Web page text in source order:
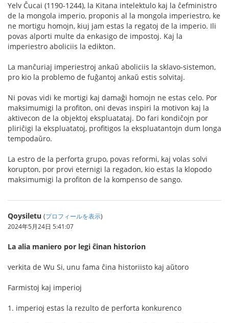
Yelv Ĉucai (1190-1244), la Kitana intelektulo kaj la ĉefministro
de la mongola imperio, proponis al la mongola imperiestro, ke
ne mortigu homojn, kiuj jam estas la regatoj de la imperio. Ili
povas alporti multe da enkasigo de impostoj. Kaj la
imperiestro aboliciis la edikton.
La manĉuriaj imperiestroj ankaŭ aboliciis la sklavo-sistemon,
pro kio la problemo de fuĝantoj ankaŭ estis solvitaj.
Ni povas vidi ke mortigi kaj damaĝi homojn ne estas celo. Por
maksimumigi la profiton, oni devas inspiri la motivon kaj la
aktivecon de la objektoj ekspluatataj. Do fari kondiĉojn por
pliriĉigi la ekspluatatoj, profitigos la ekspluatantojn dum longa
tempodaŭro.
La estro de la perforta grupo, povas reformi, kaj volas solvi
korupton, por provi eternigi la regadon, kio estas la klopodo
maksimumigi la profiton de la kompenso de sango.
Qoysiletu (プロフィールを表示)
2024年5月24日 5:41:07
La alia maniero por legi ĉinan historion
verkita de Wu Si, unu fama ĉina historiisto kaj aŭtoro
Farmistoj kaj imperioj
1. imperioj estas la rezulto de perforta konkurenco